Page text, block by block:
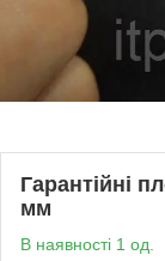
Гарантійні
мм
В наявності 1 од.